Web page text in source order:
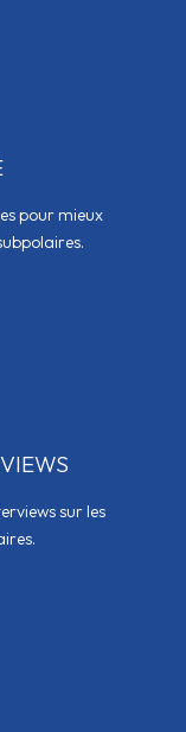
pour mieux
sur les